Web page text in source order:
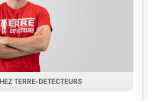
TERRE-DETECTEURS